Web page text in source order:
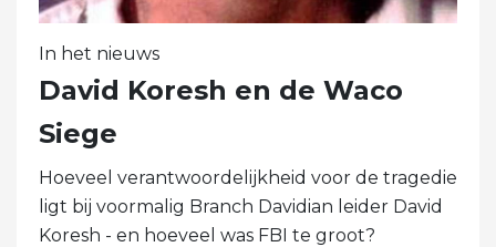
In het nieuws
David Koresh en de Waco
Siege
Hoeveel verantwoordelijkheid voor de tragedie
ligt bij voormalig Branch Davidian leider David
Koresh - en hoeveel was FBI te groot?